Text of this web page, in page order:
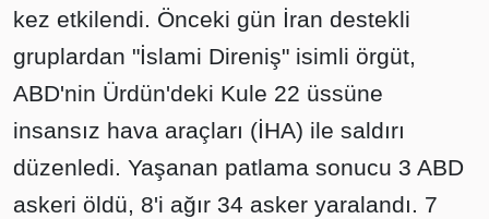
kez etkilendi. Önceki gün İran destekli
gruplardan "İslami Direniş" isimli örgüt,
ABD'nin Ürdün'deki Kule 22 üssüne
insansız hava araçları (İHA) ile saldırı
düzenledi. Yaşanan patlama sonucu 3 ABD
askeri öldü, 8'i ağır 34 asker yaralandı. 7